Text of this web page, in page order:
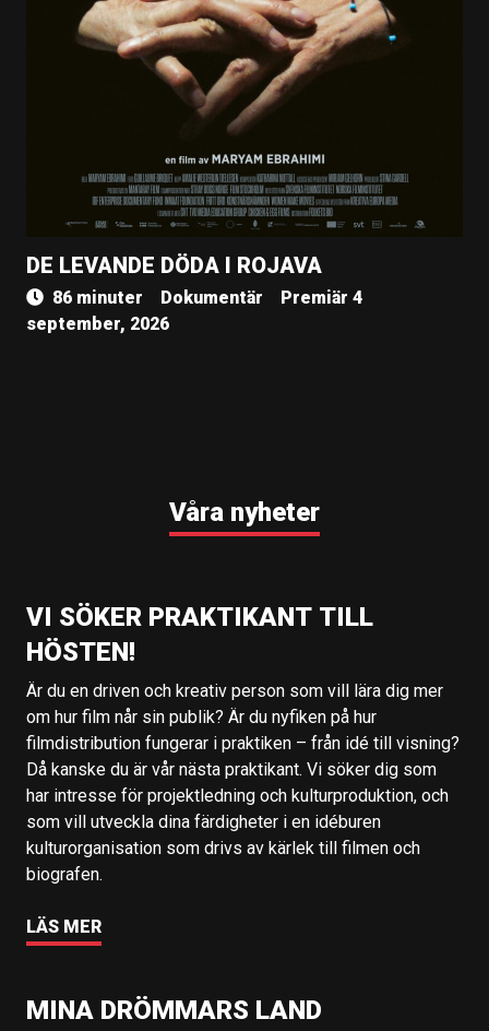
DE LEVANDE DÖDA I ROJAVA
86 minuter Dokumentär
Premiär 4
september, 2026
Våra nyheter
VI SÖKER PRAKTIKANT TILL
HÖSTEN!
Är du en driven och kreativ person som vill lära dig mer
om hur film når sin publik? Är du nyfiken på hur
filmdistribution fungerar i praktiken – från idé till visning?
Då kanske du är vår nästa praktikant. Vi söker dig som
har intresse för projektledning och kulturproduktion, och
som vill utveckla dina färdigheter i en idéburen
kulturorganisation som drivs av kärlek till filmen och
biografen.
LÄS MER
MINA DRÖMMARS LAND